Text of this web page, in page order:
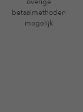
betaalmethoden
mogelijk